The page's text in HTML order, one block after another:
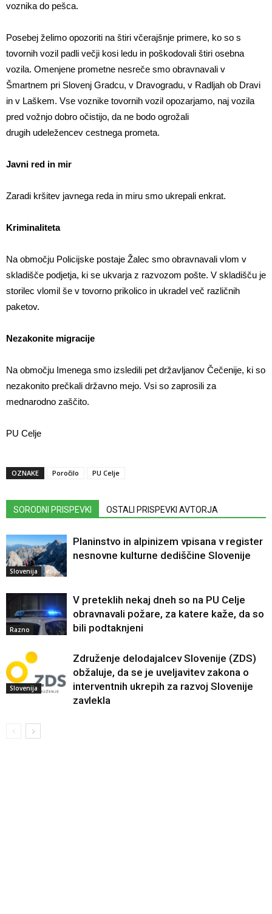
voznika do pešca.
Posebej želimo opozoriti na štiri včerajšnje primere, ko so s
tovornih vozil padli večji kosi ledu in poškodovali štiri osebna
vozila. Omenjene prometne nesreče smo obravnavali v
Šmartnem pri Slovenj Gradcu, v Dravogradu, v Radljah ob Dravi
in v Laškem. Vse voznike tovornih vozil opozarjamo, naj vozila
pred vožnjo dobro očistijo, da ne bodo ogrožali
drugih udeležencev cestnega prometa.
Javni red in mir
Zaradi kršitev javnega reda in miru smo ukrepali enkrat.
Kriminaliteta
Na območju Policijske postaje Žalec smo obravnavali vlom v
skladišče podjetja, ki se ukvarja z razvozom pošte. V skladišču je
storilec vlomil še v tovorno prikolico in ukradel več različnih
paketov.
Nezakonite migracije
Na območju Imenega smo izsledili pet državljanov Čečenije, ki so
nezakonito prečkali državno mejo. Vsi so zaprosili za
mednarodno zaščito.
PU Celje
OZNAKE Poročilo PU Celje
SORODNI PRISPEVKI OSTALI PRISPEVKI AVTORJA
Slovenija
Planinstvo in alpinizem vpisana v register
nesnovne kulturne dediščine Slovenije
Razno
V preteklih nekaj dneh so na PU Celje
obravnavali požare, za katere kaže, da so
bili podtaknjeni
Slovenija
Združenje delodajalcev Slovenije (ZDS)
obžaluje, da se je uveljavitev zakona o
interventnih ukrepih za razvoj Slovenije
zavlekla